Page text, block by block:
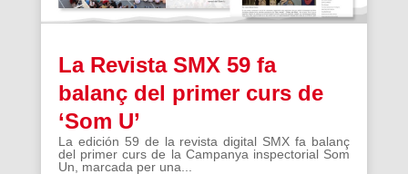
La Revista SMX 59 fa
balanç del primer curs de
‘Som U’
La edición 59 de la revista digital SMX fa balanç
del primer curs de la Campanya inspectorial Som
Un, marcada per una...